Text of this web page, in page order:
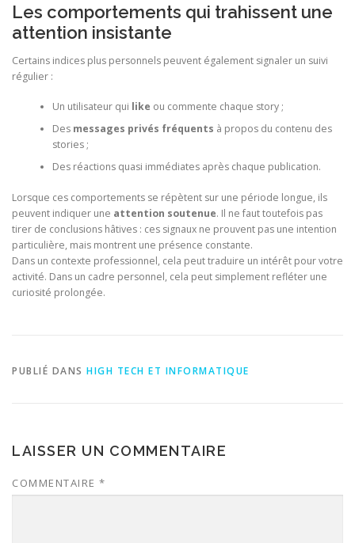
Les comportements qui trahissent une
attention insistante
Certains indices plus personnels peuvent également signaler un suivi
régulier :
Un utilisateur qui like ou commente chaque story ;
Des messages privés fréquents à propos du contenu des
stories ;
Des réactions quasi immédiates après chaque publication.
Lorsque ces comportements se répètent sur une période longue, ils
peuvent indiquer une attention soutenue. Il ne faut toutefois pas
tirer de conclusions hâtives : ces signaux ne prouvent pas une intention
particulière, mais montrent une présence constante.
Dans un contexte professionnel, cela peut traduire un intérêt pour votre
activité. Dans un cadre personnel, cela peut simplement refléter une
curiosité prolongée.
PUBLIÉ DANS HIGH TECH ET INFORMATIQUE
LAISSER UN COMMENTAIRE
COMMENTAIRE *